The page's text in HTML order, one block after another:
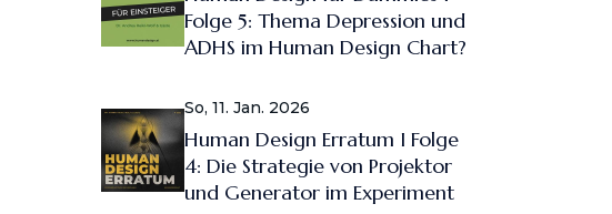
Folge 5: Thema Depression und
ADHS im Human Design Chart?
So, 11. Jan. 2026
Human Design Erratum I Folge
4: Die Strategie von Projektor
und Generator im Experiment